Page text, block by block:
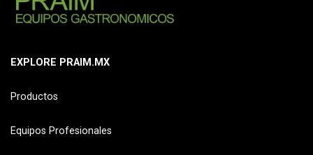
EXPLORE PRAIM.MX
Productos
Equipos Profesionales